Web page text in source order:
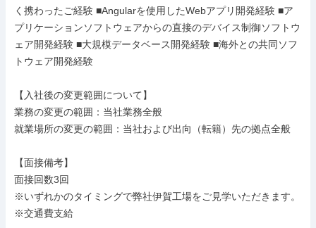
く携わったご経験 ■Angularを使用したWebアプリ開発経験 ■ア
プリケーションソフトウェアからの直接のデバイス制御ソフトウ
ェア開発経験 ■大規模データベース開発経験 ■海外との共同ソフ
トウェア開発経験
【入社後の変更範囲について】
業務の変更の範囲：当社業務全般
就業場所の変更の範囲：当社および出向（転籍）先の拠点全般
【面接備考】
面接回数3回
※いずれかのタイミングで弊社伊賀工場をご見学いただきます。
※交通費支給